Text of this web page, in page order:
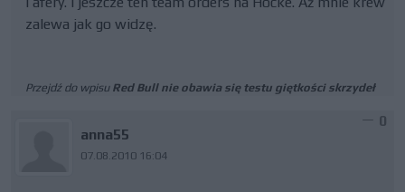
zalewa jak go widzę.
Przejdź do wpisu Red Bull nie obawia się testu giętkości skrzydeł
anna55
07.08.2010 16:04
0